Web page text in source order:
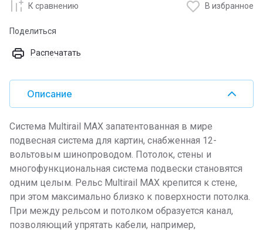
К сравнению В избранное
Поделиться
Распечатать
Описание
Система Multirail MAX запатентованная в мире
подвесная система для картин, снабженная 12-
вольтовым шинопроводом. Потолок, стены и
многофункциональная система подвески становятся
одним целым. Рельс Multirail MAX крепится к стене,
при этом максимально близко к поверхности потолка.
При между рельсом и потолком образуется канал,
позволяющий упрятать кабели, например,